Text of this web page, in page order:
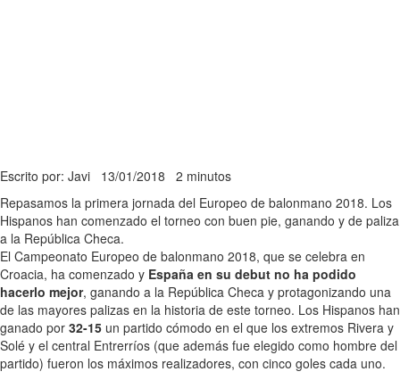
Escrito por: Javi 13/01/2018 2 minutos
Repasamos la primera jornada del Europeo de balonmano 2018. Los
Hispanos han comenzado el torneo con buen pie, ganando y de paliza
a la República Checa.
El Campeonato Europeo de balonmano 2018, que se celebra en
Croacia, ha comenzado y España en su debut no ha podido
hacerlo mejor, ganando a la República Checa y protagonizando una
de las mayores palizas en la historia de este torneo. Los Hispanos han
ganado por 32-15 un partido cómodo en el que los extremos Rivera y
Solé y el central Entrerríos (que además fue elegido como hombre del
partido) fueron los máximos realizadores, con cinco goles cada uno.